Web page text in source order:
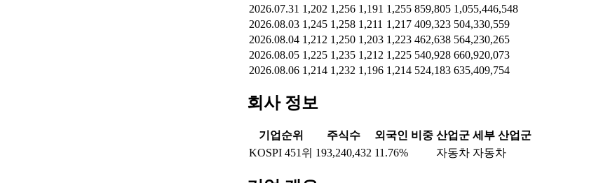
2026.07.31 1,202 1,256 1,191 1,255 859,805 1,055,446,548
2026.08.03 1,245 1,258 1,211 1,217 409,323 504,330,559
2026.08.04 1,212 1,250 1,203 1,223 462,638 564,230,265
2026.08.05 1,225 1,235 1,212 1,225 540,928 660,920,073
2026.08.06 1,214 1,232 1,196 1,214 524,183 635,409,754
회사 정보
기업순위 주식수 외국인 비중 산업군 세부 산업군
KOSPI 451위 193,240,432 11.76% 자동차 자동차